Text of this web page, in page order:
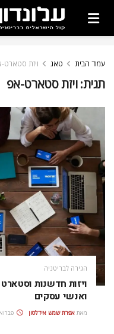
עמוד הבית טאג ויזת
תגית:ויזת סטארט-אפ
הגירה לבריטניה
ויזות חדשנות
ואנשי עסקים
מאת אפרת‭ ‬שמש‭ ‬אידלסון פברואר 1,